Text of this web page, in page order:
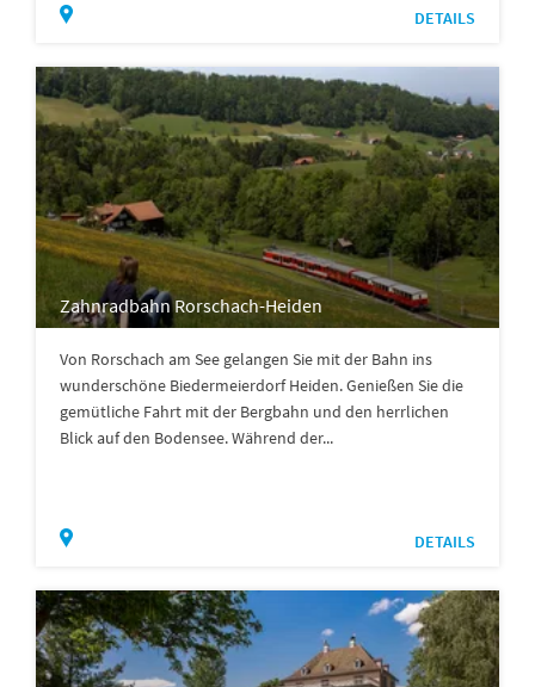
DETAILS
Zahnradbahn Rorschach-Heiden
Von Rorschach am See gelangen Sie mit der Bahn ins
wunderschöne Biedermeierdorf Heiden. Genießen Sie die
gemütliche Fahrt mit der Bergbahn und den herrlichen
Blick auf den Bodensee. Während der...
DETAILS